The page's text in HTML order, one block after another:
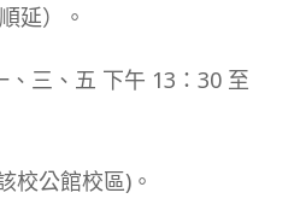
延）。
、三、五 下午 13：30 至
校公館校區)。